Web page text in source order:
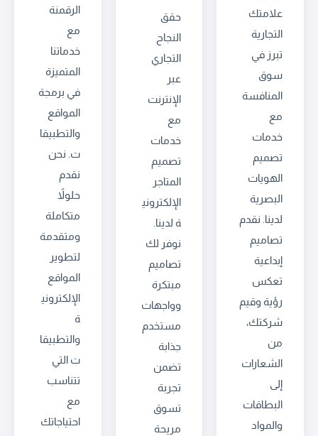
علامتك
التجارية
تبرز في
سوق
المنافسة
مع
خدمات
تصميم
الهويات
البصرية
لدينا. نقدم
تصاميم
إبداعية
تعكس
رؤية وقيم
شركتك،
من
الشعارات
إلى
البطاقات
والمواد
حقق
النجاح
التجاري
عبر
الإنترنت
مع
خدمات
تصميم
المتاجر
الإلكتروني
ة لدينا.
نوفر لك
تصاميم
مبتكرة
وواجهات
مستخدم
جذابة
تضمن
تجربة
تسوق
مريحة
الرقمنة
مع
خدماتنا
المتميزة
في برمجة
المواقع
والتطبيقا
ت. نحن
نقدم
حلولاً
متكاملة
ومتقدمة
لتطوير
المواقع
الإلكتروني
ة
والتطبيقا
ت التي
تتناسب
مع
احتياجاتك